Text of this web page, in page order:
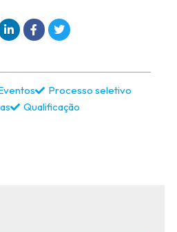
Processo seletivo
Qualificação